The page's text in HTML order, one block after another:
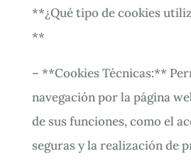
**¿Qué tipo de cookies
**
– **Cookies Técnicas:**
navegación por la página
de sus funciones, como el
seguras y la realización de